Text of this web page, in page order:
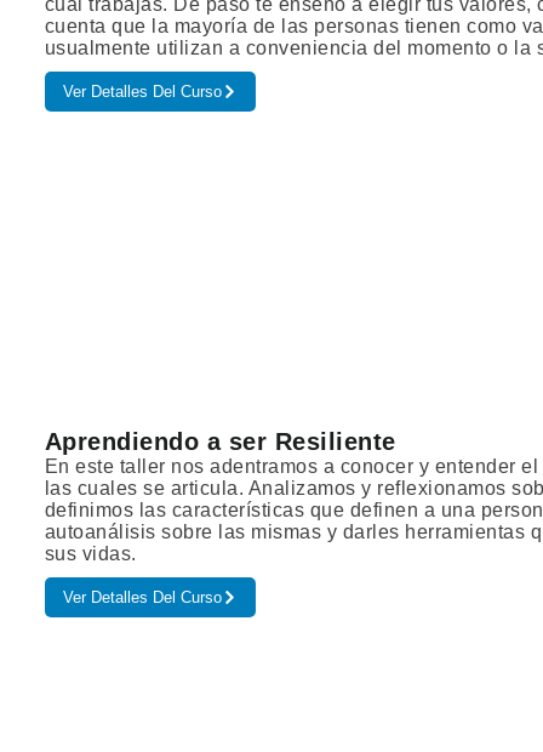
cuenta que la mayoría de las personas tienen como
usualmente utilizan a conveniencia del momento o la
Ver Detalles Del Curso
Aprendiendo a ser Resiliente
En este taller nos adentramos a conocer y entender
las cuales se articula. Analizamos y reflexionamos
definimos las características que definen a una
autoanálisis sobre las mismas y darles herramientas
sus vidas.
Ver Detalles Del Curso